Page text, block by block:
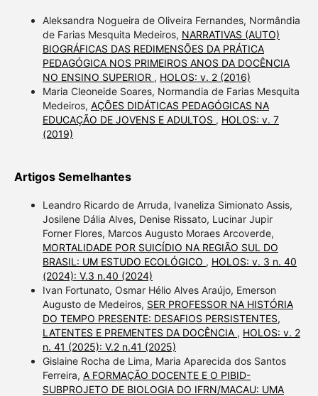
Aleksandra Nogueira de Oliveira Fernandes, Normândia
de Farias Mesquita Medeiros, NARRATIVAS (AUTO)
BIOGRÁFICAS DAS REDIMENSÕES DA PRÁTICA
PEDAGÓGICA NOS PRIMEIROS ANOS DA DOCÊNCIA
NO ENSINO SUPERIOR , HOLOS: v. 2 (2016)
Maria Cleoneide Soares, Normandia de Farias Mesquita
Medeiros, AÇÕES DIDÁTICAS PEDAGÓGICAS NA
EDUCAÇÃO DE JOVENS E ADULTOS , HOLOS: v. 7
(2019)
Artigos Semelhantes
Leandro Ricardo de Arruda, Ivaneliza Simionato Assis,
Josilene Dália Alves, Denise Rissato, Lucinar Jupir
Forner Flores, Marcos Augusto Moraes Arcoverde,
MORTALIDADE POR SUICÍDIO NA REGIÃO SUL DO
BRASIL: UM ESTUDO ECOLÓGICO , HOLOS: v. 3 n. 40
(2024): V.3 n.40 (2024)
Ivan Fortunato, Osmar Hélio Alves Araújo, Emerson
Augusto de Medeiros, SER PROFESSOR NA HISTÓRIA
DO TEMPO PRESENTE: DESAFIOS PERSISTENTES,
LATENTES E PREMENTES DA DOCÊNCIA , HOLOS: v. 2
n. 41 (2025): V.2 n.41 (2025)
Gislaine Rocha de Lima, Maria Aparecida dos Santos
Ferreira, A FORMAÇÃO DOCENTE E O PIBID-
SUBPROJETO DE BIOLOGIA DO IFRN/MACAU: UMA